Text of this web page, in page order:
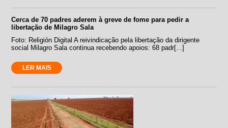
Cerca de 70 padres aderem à greve de fome para pedir a
libertação de Milagro Sala
Foto: Religión Digital A reivindicação pela libertação da dirigente
social Milagro Sala continua recebendo apoios: 68 padr[...]
LER MAIS